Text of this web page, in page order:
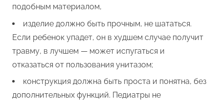
подобным материалом,
изделие должно быть прочным, не шататься.
Если ребенок упадет, он в худшем случае получит
травму, в лучшем — может испугаться и
отказаться от пользования унитазом;
конструкция должна быть проста и понятна, без
дополнительных функций. Педиатры не